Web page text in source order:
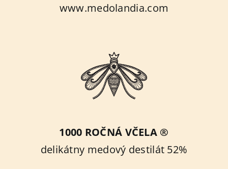
www.medolandia.com
1000 ROČNÁ VČELA ®
delikátny medový destilát 52%